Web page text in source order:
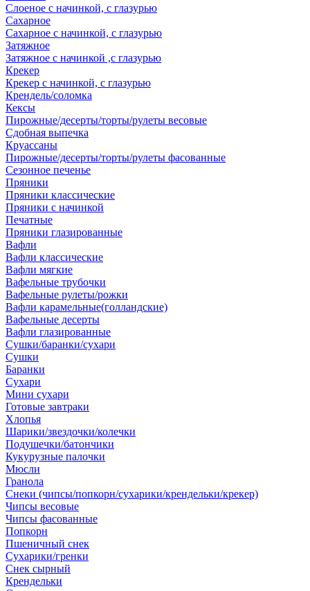
Слоеное с начинкой, с глазурью
Сахарное
Сахарное с начинкой, с глазурью
Затяжное
Затяжное с начинкой ,с глазурью
Крекер
Крекер с начинкой, с глазурью
Крендель/соломка
Кексы
Пирожные/десерты/торты/рулеты весовые
Сдобная выпечка
Круассаны
Пирожные/десерты/торты/рулеты фасованные
Сезонное печенье
Пряники
Пряники классические
Пряники с начинкой
Печатные
Пряники глазированные
Вафли
Вафли классические
Вафли мягкие
Вафельные трубочки
Вафельные рулеты/рожки
Вафли карамельные(голландские)
Вафельные десерты
Вафли глазированные
Сушки/баранки/сухари
Сушки
Баранки
Сухари
Мини сухари
Готовые завтраки
Хлопья
Шарики/звездочки/колечки
Подушечки/батончики
Кукурузные палочки
Мюсли
Гранола
Снеки (чипсы/попкорн/сухарики/крендельки/крекер)
Чипсы весовые
Чипсы фасованные
Попкорн
Пшеничный снек
Сухарики/гренки
Снек сырный
Крендельки